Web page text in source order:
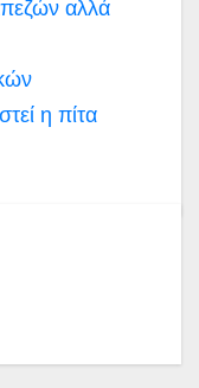
αλλά
η πίτα